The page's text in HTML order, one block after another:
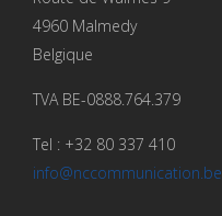
4960 Malmedy
Belgique
TVA BE-0888.764.379
Tel : +32 80 337 410
info@nccommunication.be